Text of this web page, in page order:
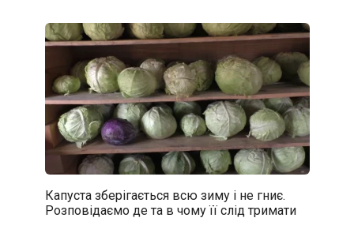
Капуста зберігається всю зиму і не гниє.
Розповідаємо де та в чому її слід тримати